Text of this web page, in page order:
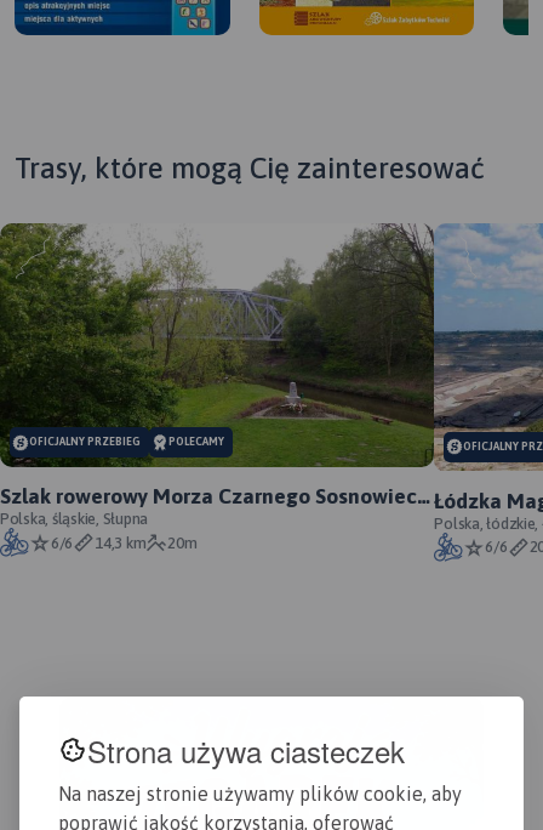
Strona używa ciasteczek
Na naszej stronie używamy plików cookie, aby
poprawić jakość korzystania, oferować
MAPA TURYSTYCZNA W
APLIKACJI TRASEO
MAPA TURYSTYCZNA W
APLIKACJI TRASEO
Trasy, które mogą Cię zainteresować
OFICJALNY PRZEBIEG POLECAMY
Szlak rowerowy Morza Czarnego Sosnowiec -
oficjalny przebieg
Polska, śląskie, Słupna
6/6
14,3 km 20m
OFICJALNY
Łódzka
Polska, łódzkie,
6/6